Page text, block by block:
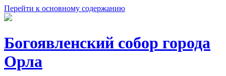
Перейти к основному содержанию
Богоявленский собор города
Орла